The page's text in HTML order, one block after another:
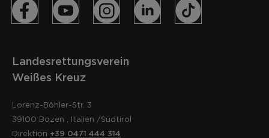
Landesrettungsverein
Weißes Kreuz
Lorenz-Böhler-Str. 3
39100 Bozen Italien /Südtirol
Direktion +39 0471 444 314